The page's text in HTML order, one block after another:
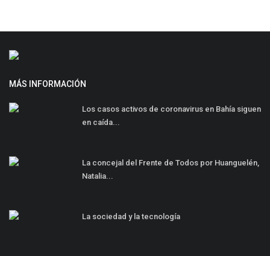
MÁS INFORMACIÓN
Los casos activos de coronavirus en Bahía siguen
en caída...
La concejal del Frente de Todos por Huanguelén,
Natalia...
La sociedad y la tecnología